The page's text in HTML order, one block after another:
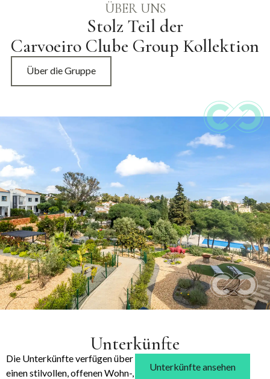
ÜBER UNS
Stolz Teil der
Carvoeiro Clube Group Kollektion
Über die Gruppe
Unterkünfte
Die Unterkünfte verfügen über
einen stilvollen, offenen Wohn-,
Unterkünfte ansehen